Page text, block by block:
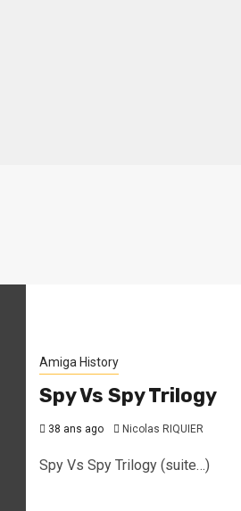
Amiga History
Spy Vs Spy Trilogy
38 ans ago Nicolas RIQUIER
Spy Vs Spy Trilogy (suite…)